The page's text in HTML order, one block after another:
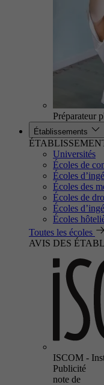
Préparateur
Établissements
Universités
Écoles de
Écoles
Écoles des
Écoles de
Écoles
Écoles
Toutes les écoles
AVIS DES
ISCOM -
Publicité
note de